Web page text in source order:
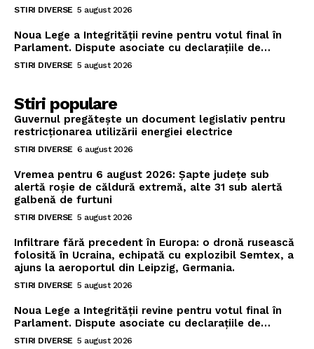
STIRI DIVERSE 5 august 2026
Noua Lege a Integrității revine pentru votul final în
Parlament. Dispute asociate cu declarațiile de…
STIRI DIVERSE 5 august 2026
Stiri populare
Guvernul pregătește un document legislativ pentru
restricționarea utilizării energiei electrice
STIRI DIVERSE 6 august 2026
Vremea pentru 6 august 2026: Șapte județe sub
alertă roșie de căldură extremă, alte 31 sub alertă
galbenă de furtuni
STIRI DIVERSE 5 august 2026
Infiltrare fără precedent în Europa: o dronă rusească
folosită în Ucraina, echipată cu explozibil Semtex, a
ajuns la aeroportul din Leipzig, Germania.
STIRI DIVERSE 5 august 2026
Noua Lege a Integrității revine pentru votul final în
Parlament. Dispute asociate cu declarațiile de…
STIRI DIVERSE 5 august 2026